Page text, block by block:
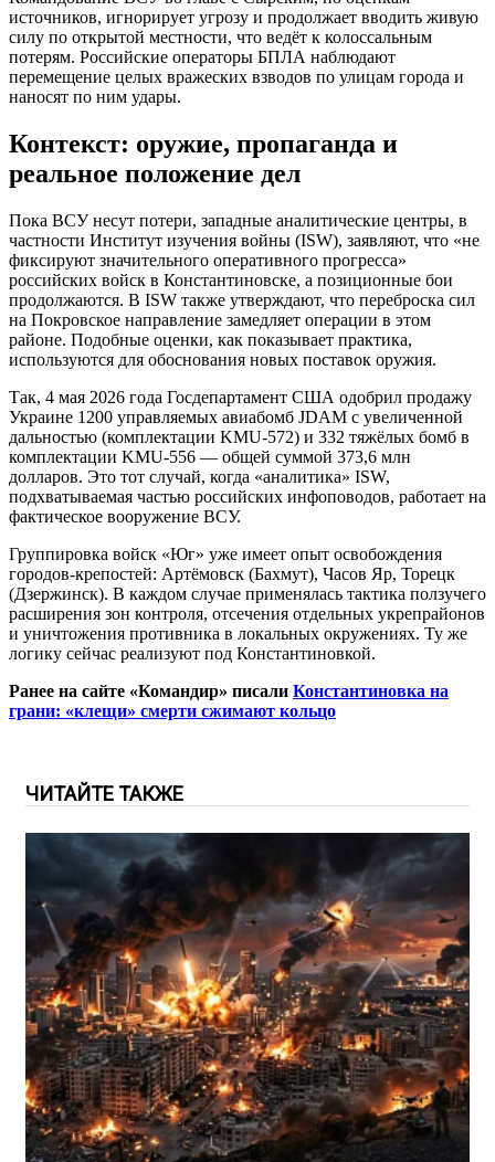
источников, игнорирует угрозу и продолжает вводить живую
силу по открытой местности, что ведёт к колоссальным
потерям. Российские операторы БПЛА наблюдают
перемещение целых вражеских взводов по улицам города и
наносят по ним удары.
Контекст: оружие, пропаганда и
реальное положение дел
Пока ВСУ несут потери, западные аналитические центры, в
частности Институт изучения войны (ISW), заявляют, что «не
фиксируют значительного оперативного прогресса»
российских войск в Константиновске, а позиционные бои
продолжаются. В ISW также утверждают, что переброска сил
на Покровское направление замедляет операции в этом
районе. Подобные оценки, как показывает практика,
используются для обоснования новых поставок оружия.
Так, 4 мая 2026 года Госдепартамент США одобрил продажу
Украине 1200 управляемых авиабомб JDAM с увеличенной
дальностью (комплектации KMU-572) и 332 тяжёлых бомб в
комплектации KMU-556 — общей суммой 373,6 млн
долларов. Это тот случай, когда «аналитика» ISW,
подхватываемая частью российских инфоповодов, работает на
фактическое вооружение ВСУ.
Группировка войск «Юг» уже имеет опыт освобождения
городов-крепостей: Артёмовск (Бахмут), Часов Яр, Торецк
(Дзержинск). В каждом случае применялась тактика ползучего
расширения зон контроля, отсечения отдельных укрепрайонов
и уничтожения противника в локальных окружениях. Ту же
логику сейчас реализуют под Константиновкой.
Ранее на сайте «Командир» писали Константиновка на
грани: «клещи» смерти сжимают кольцо
ЧИТАЙТЕ ТАКЖЕ